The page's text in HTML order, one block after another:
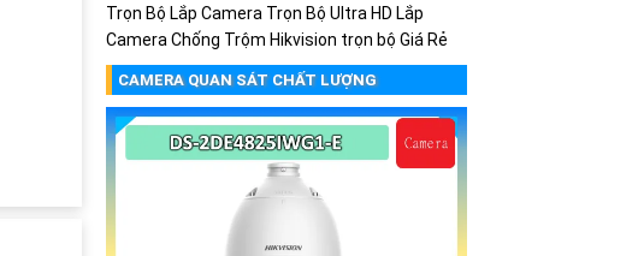
Trọn Bộ Lắp Camera Trọn Bộ Ultra HD Lắp
Camera Chống Trộm Hikvision trọn bộ Giá Rẻ
CAMERA QUAN SÁT CHẤT LƯỢNG